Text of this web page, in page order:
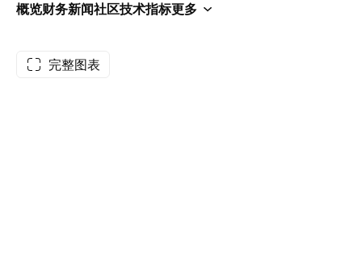
概览财务新闻社区技术指标更多
完整图表